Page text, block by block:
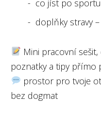
- co jíst po
- doplňky stravy
Mini pracovní
poznatky a tipy přímo
prostor pro tvoje
bez dogmat